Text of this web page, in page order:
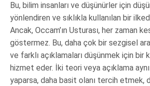
Bu, bilim insanları ve düşünürler için
yönlendiren ve sıklıkla kullanılan bir
Ancak, Occam’ın Usturası, her zaman
göstermez. Bu, daha çok bir sezgisel
ve farklı açıklamaları düşünmek için bir
hizmet eder. İki teori veya açıklama
yaparsa, daha basit olanı tercih etmek,